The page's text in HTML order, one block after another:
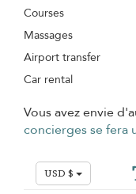
Courses
Massages
Airport transfer
Car rental
Vous avez envie
concierges se fera
USD $